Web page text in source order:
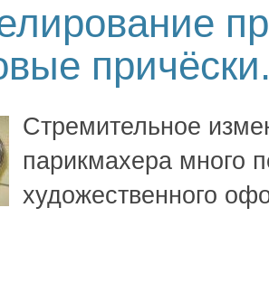
Стремительное
парикмахера много
художественного